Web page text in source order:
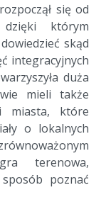
się od
dzięki którym
skąd
integracyjnych
duża
mieli także
miasta, które
o lokalnych
terenowa,
poznać